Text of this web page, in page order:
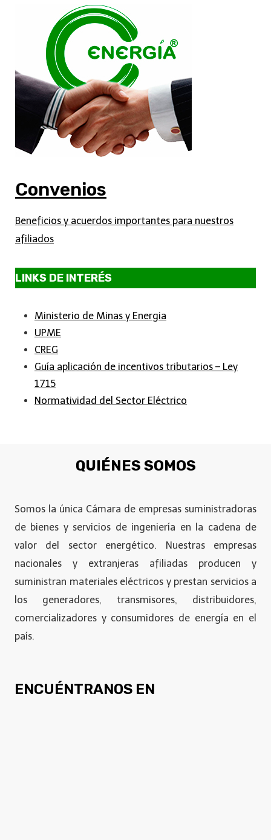
Convenios
Beneficios y acuerdos importantes para nuestros
afiliados
LINKS DE INTERÉS
Ministerio de Minas y Energia
UPME
CREG
Guía aplicación de incentivos tributarios – Ley
1715
Normatividad del Sector Eléctrico
QUIÉNES SOMOS
Somos la única Cámara de empresas suministradoras
de bienes y servicios de ingeniería en la cadena de
valor del sector energético. Nuestras empresas
nacionales y extranjeras afiliadas producen y
suministran materiales eléctricos y prestan servicios a
los generadores, transmisores, distribuidores,
comercializadores y consumidores de energía en el
país.
ENCUÉNTRANOS EN